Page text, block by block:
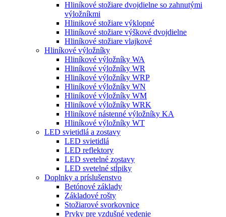
Hliníkové stožiare dvojdielne so zahnutými
výložníkmi
Hlinikové stožiare výklopné
Hliníkové stožiare výškové dvojdielne
Hliníkové stožiare vlajkové
Hliníkové výložníky
Hliníkové výložníky WA
Hliníkové výložníky WR
Hliníkové výložníky WRP
Hliníkové výložníky WN
Hliníkové výložníky WM
Hliníkové výložníky WRK
Hliníkové nástenné výložníky KA
Hliníkové výložníky WT
LED svietidlá a zostavy
LED svietidlá
LED reflektory
LED svetelné zostavy
LED svetelné stĺpiky
Doplnky a príslušenstvo
Betónové základy
Základové rošty
Stožiarové svorkovnice
Prvky pre vzdušné vedenie